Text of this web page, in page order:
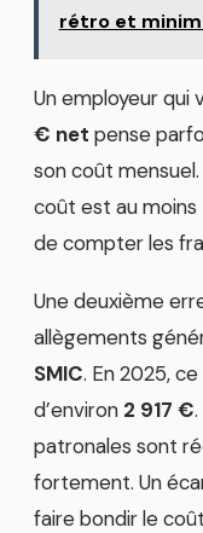
rétro et
Un employeur qui
€ net pense
son coût
coût est au moins
de compter les
Une deuxième
allègements
SMIC. En 2025,
d’environ 2 917 €
patronales sont
fortement. Un
faire bondir le